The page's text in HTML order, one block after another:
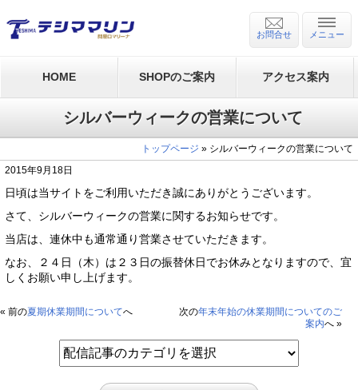
メニュー
お問合せ
HOME SHOPのご案内 アクセス案内
シルバーウィークの営業について
トップページ » シルバーウィークの営業について
2015年9月18日
日頃は当サイトをご利用いただき誠にありがとうございます。
さて、シルバーウィークの営業に関するお知らせです。
当店は、連休中も通常通り営業させていただきます。
なお、２４日（木）は２３日の振替休日でお休みとなりますので、宜
しくお願い申し上げます。
« 前の夏期休業期間についてへ 次の年末年始の休業期間についてのご
案内へ »